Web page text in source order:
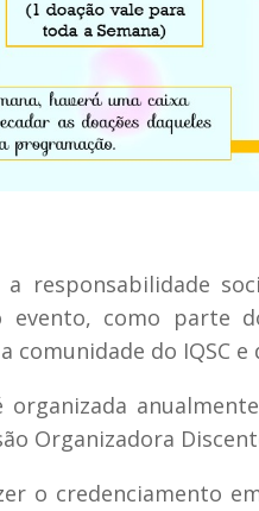
responsabilidade
como parte
do IQSC e
organizada
Organizadora
o credenciamento